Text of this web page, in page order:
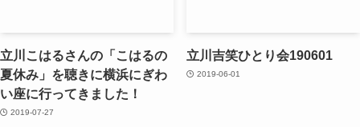
立川こはるさんの「こはるの
夏休み」を聴きに横浜にぎわ
い座に行ってきました！
2019-07-27
立川吉笑ひとり会190601
2019-06-01